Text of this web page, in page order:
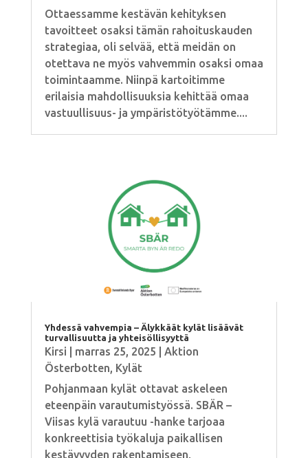
Ottaessamme kestävän kehityksen
tavoitteet osaksi tämän rahoituskauden
strategiaa, oli selvää, että meidän on
otettava ne myös vahvemmin osaksi omaa
toimintaamme. Niinpä kartoitimme
erilaisia mahdollisuuksia kehittää omaa
vastuullisuus- ja ympäristötyötämme....
Yhdessä vahvempia – Älykkäät kylät lisäävät
turvallisuutta ja yhteisöllisyyttä
Kirsi marras 25, 2025
Aktion
Österbotten, Kylät
Pohjanmaan kylät ottavat askeleen
eteenpäin varautumistyössä. SBÄR –
Viisas kylä varautuu -hanke tarjoaa
konkreettisia työkaluja paikallisen
kestävyyden rakentamiseen,